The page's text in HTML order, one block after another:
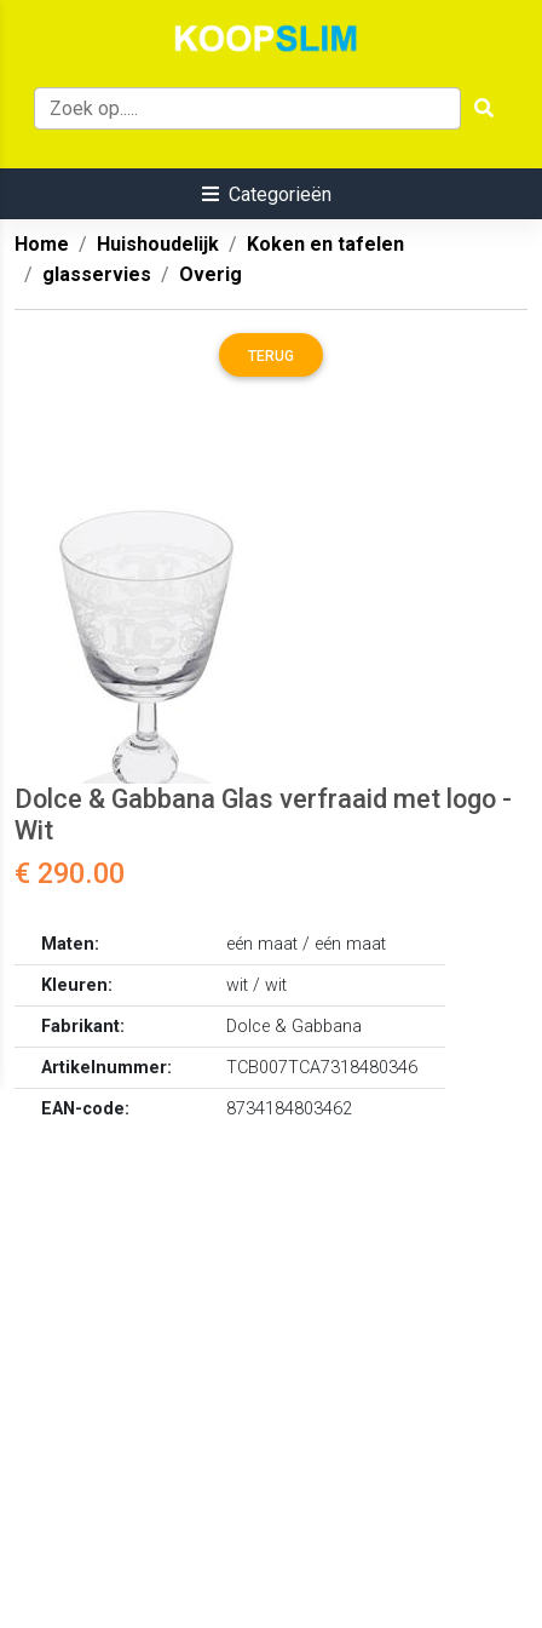
Categorieën
Home Huishoudelijk
Koken en tafelen
glasservies
Overig
TERUG
Dolce & Gabbana Glas verfraaid met logo -
Wit
€ 290.00
Maten:
eén maat / eén maat
Kleuren:
wit / wit
Fabrikant:
Dolce & Gabbana
Artikelnummer:
TCB007TCA7318480346
EAN-code:
8734184803462